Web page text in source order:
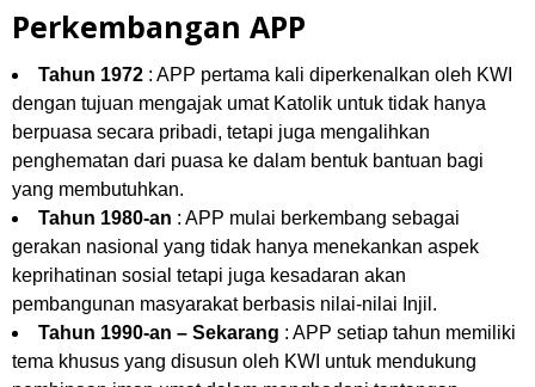
Tahun 1972 : APP pertama kali diperkenalkan oleh KWI
berpuasa secara pribadi, tetapi juga mengalihkan
penghematan dari puasa ke dalam bentuk bantuan bagi
yang membutuhkan.
Tahun 1980-an : APP mulai berkembang sebagai
gerakan nasional yang tidak hanya menekankan aspek
keprihatinan sosial tetapi juga kesadaran akan
pembangunan masyarakat berbasis nilai-nilai Injil.
Tahun 1990-an – Sekarang : APP setiap tahun memiliki
tema khusus yang disusun oleh KWI untuk mendukung
pembinaan iman umat dalam menghadapi tantangan
zaman. Tema-tema ini sering berkaitan dengan keadilan